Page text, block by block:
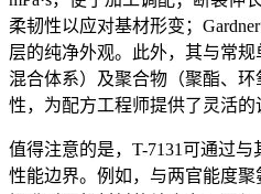
柔韧性以应对基材形变； Gardner
层的纯净外观。此外，其与常
混合体系）及聚合物（聚酯、
性，为配方工程师提供了灵活的
值得注意的是， T-7131可通过与
性能边界。例如，与两官能度